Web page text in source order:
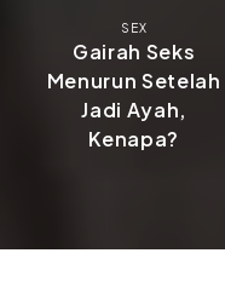
SEX
Gairah Seks
Menurun Setelah
Jadi Ayah,
Kenapa?